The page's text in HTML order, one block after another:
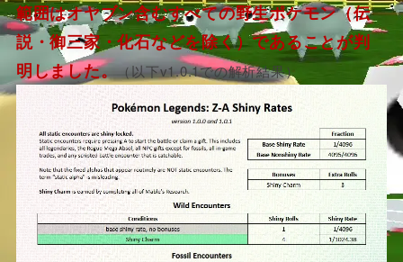
範囲はオヤブン含むすべての野生ポケモン（伝
説・御三家・化石などを除く）であることが判
明しました。（以下v1.0.1での解析結果）